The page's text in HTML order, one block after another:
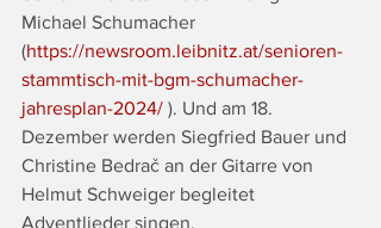
Michael Schumacher
(https://newsroom.leibnitz.at/senioren-
stammtisch-mit-bgm-schumacher-
jahresplan-2024/ ). Und am 18.
Dezember werden Siegfried Bauer und
Christine Bedrač an der Gitarre von
Helmut Schweiger begleitet
Adventlieder singen.